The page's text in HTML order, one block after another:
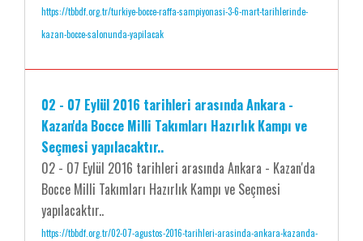
https://tbbdf.org.tr/turkiye-bocce-raffa-sampiyonasi-3-6-mart-tarihlerinde-
kazan-bocce-salonunda-yapilacak
02 - 07 Eylül 2016 tarihleri arasında Ankara -
Kazan'da Bocce Milli Takımları Hazırlık Kampı ve
Seçmesi yapılacaktır..
02 - 07 Eylül 2016 tarihleri arasında Ankara - Kazan'da
Bocce Milli Takımları Hazırlık Kampı ve Seçmesi
yapılacaktır..
https://tbbdf.org.tr/02-07-agustos-2016-tarihleri-arasinda-ankara-kazanda-